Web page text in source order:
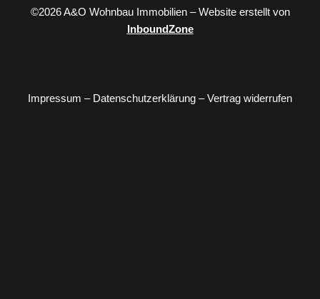
©2026 A&O Wohnbau Immobilien – Website erstellt von
InboundZone
Impressum – Datenschutzerklärung –Vertrag widerrufen